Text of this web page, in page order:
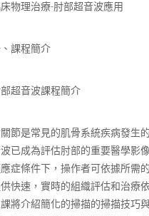
床物理治療-肘部超音波應用
課程簡介
超音波課程簡介
節是常見的肌骨系統疾病發生
已成為評估肘部的重要醫學影
症條件下，操作者可依據所需
快速，實時的組織評估和治療
課將介紹簡化的掃描的掃描技巧